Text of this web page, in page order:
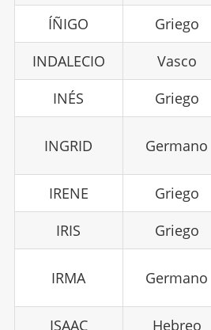
ÍÑIGO
Griego
INDALECIO
Vasco
INÉS
Griego
INGRID Germano
IRENE
Griego
IRIS
Griego
IRMA Germano
ISAAC
Hebreo